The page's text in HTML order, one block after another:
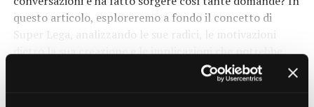
giocatori di eseguire passaggi e calci con maggiore
precisione e controllo rispetto a una palla rotonda.
L’ovale fornisce una superficie più ampia per il contatto
con le mani, consentendo ai giocatori di afferrare
saldamente la palla e manipolarla secondo le loro
questo articolo, esploreremo a fondo il concetto di
Super Lega, analizzando le sue radici, le motivazioni
dietro la sua creazione e le implicazioni che potrebbe